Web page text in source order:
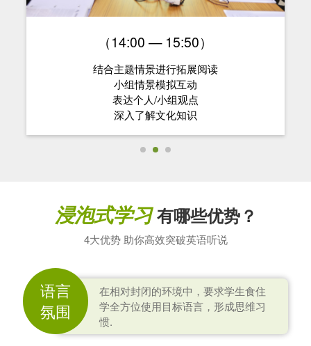
（14:00 — 15:50）
结合主题情景进行拓展阅读
小组情景模拟互动
表达个人/小组观点
深入了解文化知识
浸泡式学习有哪些优势？
4大优势 助你高效突破英语听说
语言
氛围
在相对封闭的环境中，要求学生食住
学全方位使用目标语言，形成思维习
惯.